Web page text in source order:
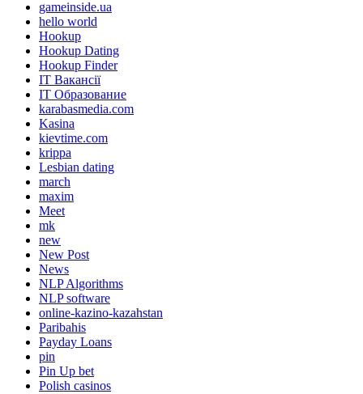
gameinside.ua
hello world
Hookup
Hookup Dating
Hookup Finder
IT Вакансії
IT Образование
karabasmedia.com
Kasina
kievtime.com
krippa
Lesbian dating
march
maxim
Meet
mk
new
New Post
News
NLP Algorithms
NLP software
online-kazino-kazahstan
Paribahis
Payday Loans
pin
Pin Up bet
Polish casinos